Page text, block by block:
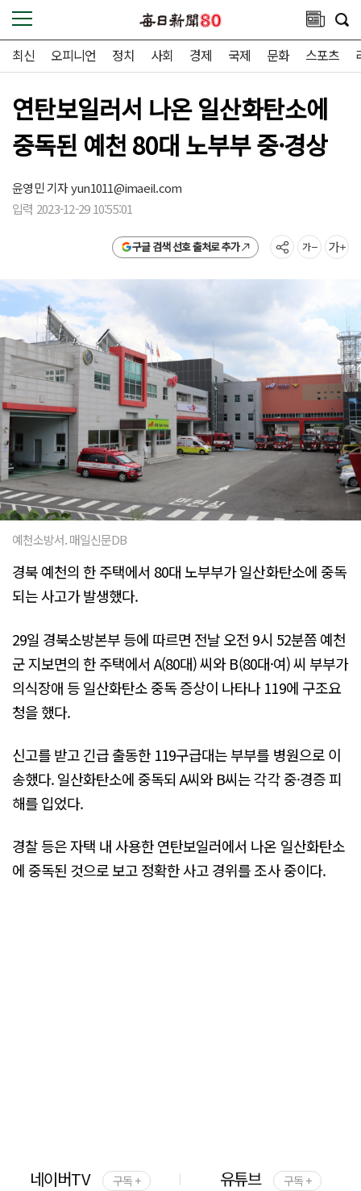
최신 오피니언 정치 사회 경제 국제 문화 스포츠
연탄보일러서 나온 일산화탄소에
중독된 예천 80대 노부부 중·경상
윤영민 기자yun1011@imaeil.com
입력 2023-12-29 10:55:01
구글 검색 선호 출처로 추가
예천소방서. 매일신문DB
경북 예천의 한 주택에서 80대 노부부가 일산화탄소에 중독
되는 사고가 발생했다.
29일 경북소방본부 등에 따르면 전날 오전 9시 52분쯤 예천
군 지보면의 한 주택에서 A(80대) 씨와 B(80대·여) 씨 부부가
의식장애 등 일산화탄소 중독 증상이 나타나 119에 구조요
청을 했다.
신고를 받고 긴급 출동한 119구급대는 부부를 병원으로 이
송했다. 일산화탄소에 중독되 A씨와 B씨는 각각 중·경증 피
해를 입었다.
경찰 등은 자택 내 사용한 연탄보일러에서 나온 일산화탄소
에 중독된 것으로 보고 정확한 사고 경위를 조사 중이다.
네이버TV 구독 + 유튜브 구독 +